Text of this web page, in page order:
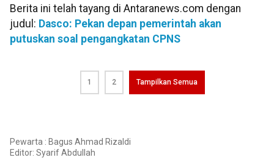
Berita ini telah tayang di Antaranews.com dengan
judul: Dasco: Pekan depan pemerintah akan
putuskan soal pengangkatan CPNS
1 2 Tampilkan Semua
Pewarta : Bagus Ahmad Rizaldi
Editor: Syarif Abdullah